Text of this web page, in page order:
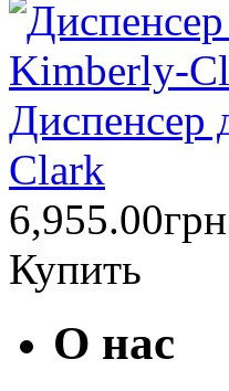
Диспенсер
Clark
6,955.00грн
Купить
О нас